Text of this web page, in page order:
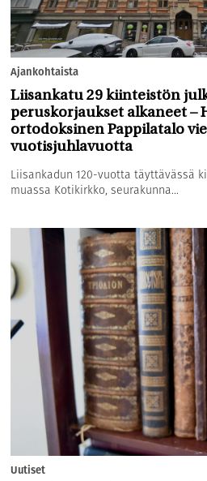
Ajankohtaista
Liisankatu 29 kiinteistön
peruskorjaukset alkaneet –
ortodoksinen Pappilatalo
vuotisjuhlavuotta
Liisankadun 120-vuotta täyttävässä
muassa Kotikirkko, seurakunna...
Uutiset